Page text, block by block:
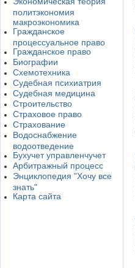
политэкономия
макроэкономика
Гражданское
процессуальное право
Гражданское право
Биографии
Схемотехника
Судебная психиатрия
Судебная медицина
Строительство
Страховое право
Страхование
Водоснабжение
водоотведение
Бухучет управленчучет
Арбитражный процесс
Энциклопедия "Хочу все
знать"
Карта сайта